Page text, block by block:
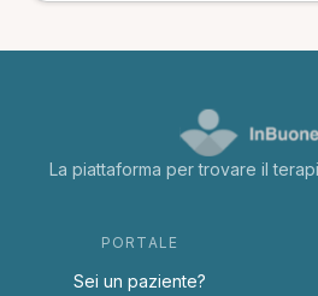
La piattaforma per trovare il
PORTALE
Sei un paziente?